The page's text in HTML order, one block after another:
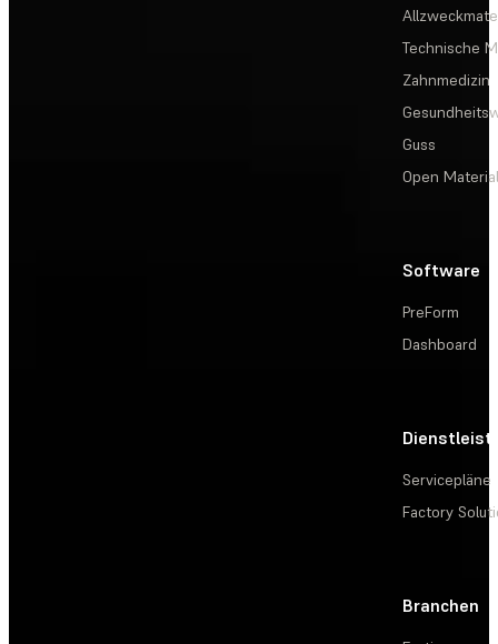
Technische
Zahnmedizin
Guss
Open
Software
PreForm
Dashboard
Servicepläne
Factory
Branchen